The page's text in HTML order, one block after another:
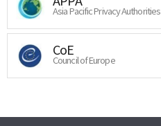
Asia Pacific Privacy Authorities
CoE
Council of Europe